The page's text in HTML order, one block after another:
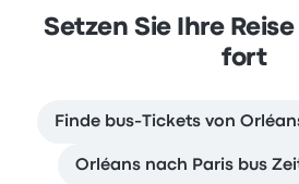
Setzen Sie Ihre
fort
Finde bus-Tickets von
Orléans nach Paris bus